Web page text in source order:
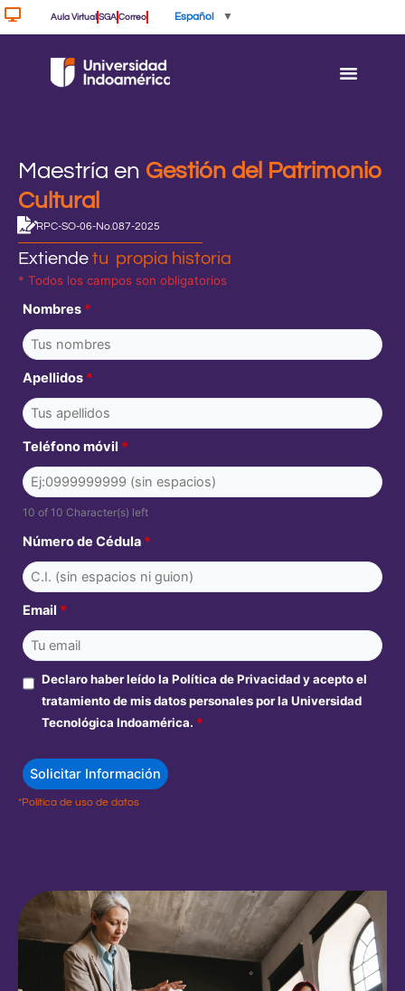
Ir
al
Aula Virtual SGA Correo Español ▼
Maestría en Gestión del Patrimonio
Cultural
RPC-SO-06-No.087-2025
Extiende tu propia historia
* Todos los campos son obligatorios
Nombres *
Apellidos *
Teléfono móvil *
10 of 10 Character(s) left
Número de Cédula *
Email *
Declaro haber leído la Política de Privacidad y acepto el
tratamiento de mis datos personales por la Universidad
Tecnológica Indoamérica. *
*Política de uso de datos